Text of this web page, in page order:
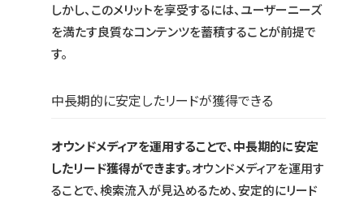
しかし、このメリットを享受するには、ユーザーニーズ
を満たす良質なコンテンツを蓄積することが前提で
す。
中長期的に安定したリードが獲得できる
オウンドメディアを運用することで、中長期的に安定
したリード獲得ができます。オウンドメディアを運用す
ることで、検索流入が見込めるため、安定的にリード